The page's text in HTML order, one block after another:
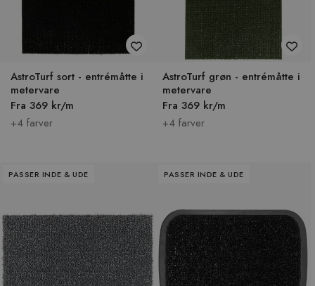
AstroTurf sort - entrémåtte i
metervare
Fra 369 kr/m
+4 farver
AstroTurf grøn - entrémåtte i
metervare
Fra 369 kr/m
+4 farver
PASSER INDE & UDE PASSER INDE & UDE